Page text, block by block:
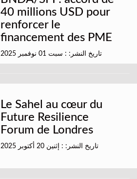
40 millions USD pour
renforcer le
financement des PME
تاريخ النشر: : سبت 01 نوفمبر 2025
Le Sahel au cœur du
Future Resilience
Forum de Londres
تاريخ النشر: : إثنين 20 أكتوبر 2025